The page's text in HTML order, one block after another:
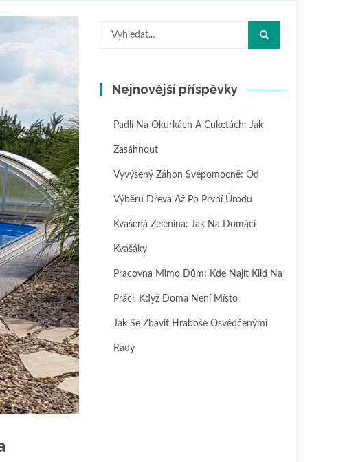
Hledat:
Nejnovější příspěvky
Padlí Na Okurkách A Cuketách: Jak
Zasáhnout
Vyvýšený Záhon Svépomocně: Od
Výběru Dřeva Až Po První Úrodu
Kvašená Zelenina: Jak Na Domácí
Kvašáky
Pracovna Mimo Dům: Kde Najít Klid Na
Práci, Když Doma Není Místo
Jak Se Zbavit Hraboše Osvědčenými
Rady